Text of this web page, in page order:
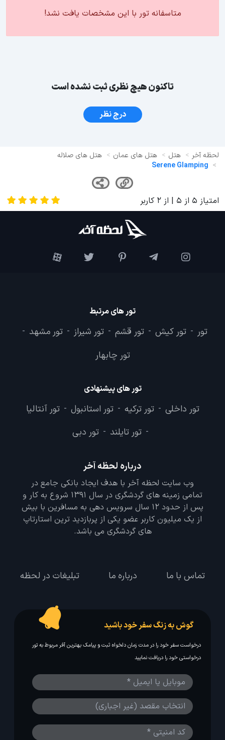
متاسفانه تور با این مشخصات یافت نشد!
تاکنون هیچ نظری ثبت نشده است
درج نظر
لحظه آخر هتل هتل های عمان
هتل های صلاله
Serene Glamping
امتیاز 5 از 5 | از 2 کاربر
تور های مرتبط
تور - تور کیش - تور قشم - تور شیراز - تور مشهد -
تور چابهار
تور های پیشنهادی
تور داخلی - تور ترکیه - تور استانبول - تور آنتالیا
- تور تایلند - تور دبی
درباره لحظه آخر
وب سایت لحظه آخر با هدف ایجاد بانکی جامع در
تمامی زمینه های گردشگری در سال 1391 شروع به کار و
پس از حدود 12 سال سرویس دهی به مسافرین با بیش
از یک میلیون کاربر عضو یکی از پربازدید ترین استارتاپ
های گردشگری می باشد.
تماس با ما درباره ما تبلیغات در لحظه
گوش به زنگ سفر خود باشید
درخواست سفر خود را در مدت زمان دلخواه ثبت و پیامک بهترین آفر مربوط به تور
درخواستی خود را دریافت نمایید